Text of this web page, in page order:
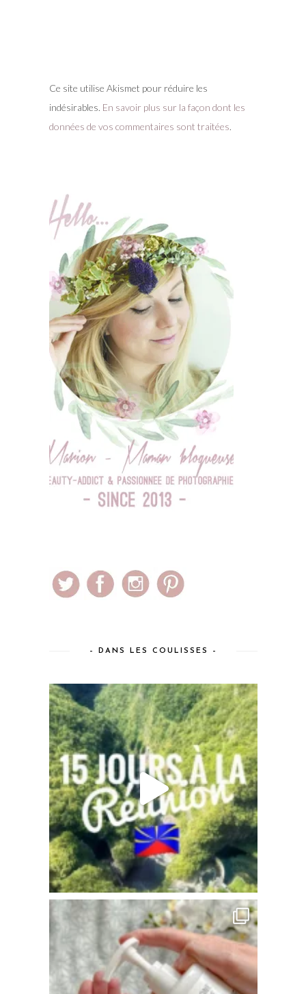
Ce site utilise Akismet pour réduire les
indésirables. En savoir plus sur la façon dont les
données de vos commentaires sont traitées.
– DANS LES COULISSES –